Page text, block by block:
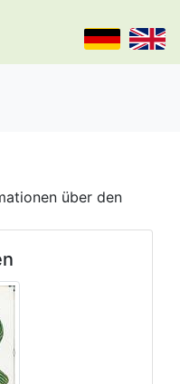
über den